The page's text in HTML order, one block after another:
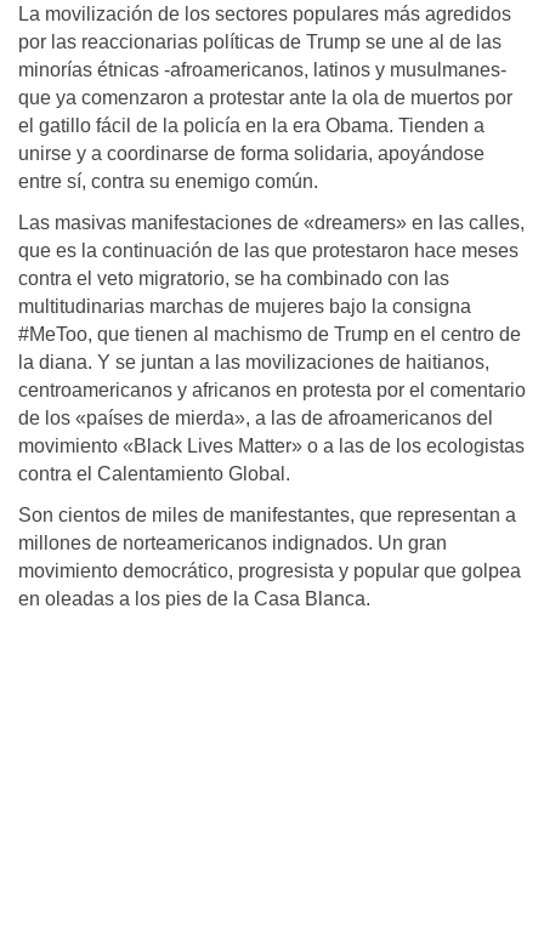
La movilización de los sectores populares más agredidos
por las reaccionarias políticas de Trump se une al de las
minorías étnicas -afroamericanos, latinos y musulmanes-
que ya comenzaron a protestar ante la ola de muertos por
el gatillo fácil de la policía en la era Obama. Tienden a
unirse y a coordinarse de forma solidaria, apoyándose
entre sí, contra su enemigo común.
Las masivas manifestaciones de «dreamers» en las calles,
que es la continuación de las que protestaron hace meses
contra el veto migratorio, se ha combinado con las
multitudinarias marchas de mujeres bajo la consigna
#MeToo, que tienen al machismo de Trump en el centro de
la diana. Y se juntan a las movilizaciones de haitianos,
centroamericanos y africanos en protesta por el comentario
de los «países de mierda», a las de afroamericanos del
movimiento «Black Lives Matter» o a las de los ecologistas
contra el Calentamiento Global.
Son cientos de miles de manifestantes, que representan a
millones de norteamericanos indignados. Un gran
movimiento democrático, progresista y popular que golpea
en oleadas a los pies de la Casa Blanca.